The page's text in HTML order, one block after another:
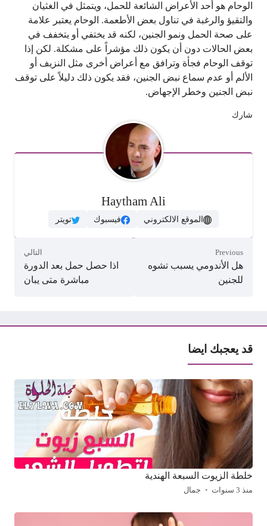
الوحام هو أحد الأعراض الشائعة للحمل، ويتمثل في الغثيان
والتقيؤ والرغبة في تناول بعض الأطعمة. الوحام يعتبر علامة
على صحة الحمل ونمو الجنين، لكنه قد يختفي أو يتخفف في
بعض الحالات دون أن يكون ذلك مؤشراً على مشكلة. لكن إذا
توقف الوحام فجأة وترافق مع أعراض أخرى مثل النزيف أو
الألم أو عدم سماع نبض الجنين، فقد يكون ذلك دليلاً على توقف
نبض الجنين وخطر الإجهاض.
شارك
Haytham Ali
الموقع الالكتروني فيسبوك تويتر
Previous
هل الأندومي يسبب تشوه
للجنين
التالي
اذا حصل حمل بعد الدورة
مباشرة متى يبان
قد يعجبك ايضا
خلطة الزيوت السبعة الهندية
منذ 3 سنوات جمال